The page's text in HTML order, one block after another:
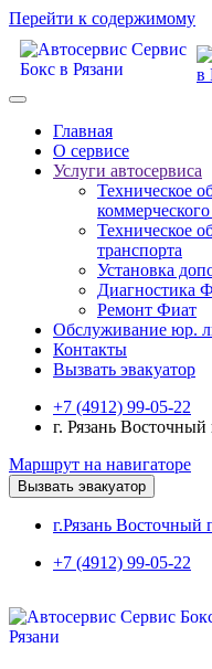
Перейти к содержимому
Главная
О сервисе
Услуги автосервиса
Техническое
Техническое
транспорта
Установка
Диагностика
Ремонт Фиат
Обслуживание юр.
Контакты
Вызвать эвакуатор
+7 (4912) 99-05-22
г. Рязань Восточный
Маршрут на навигаторе
Вызвать эвакуатор
г.Рязань Восточный
+7 (4912) 99-05-22